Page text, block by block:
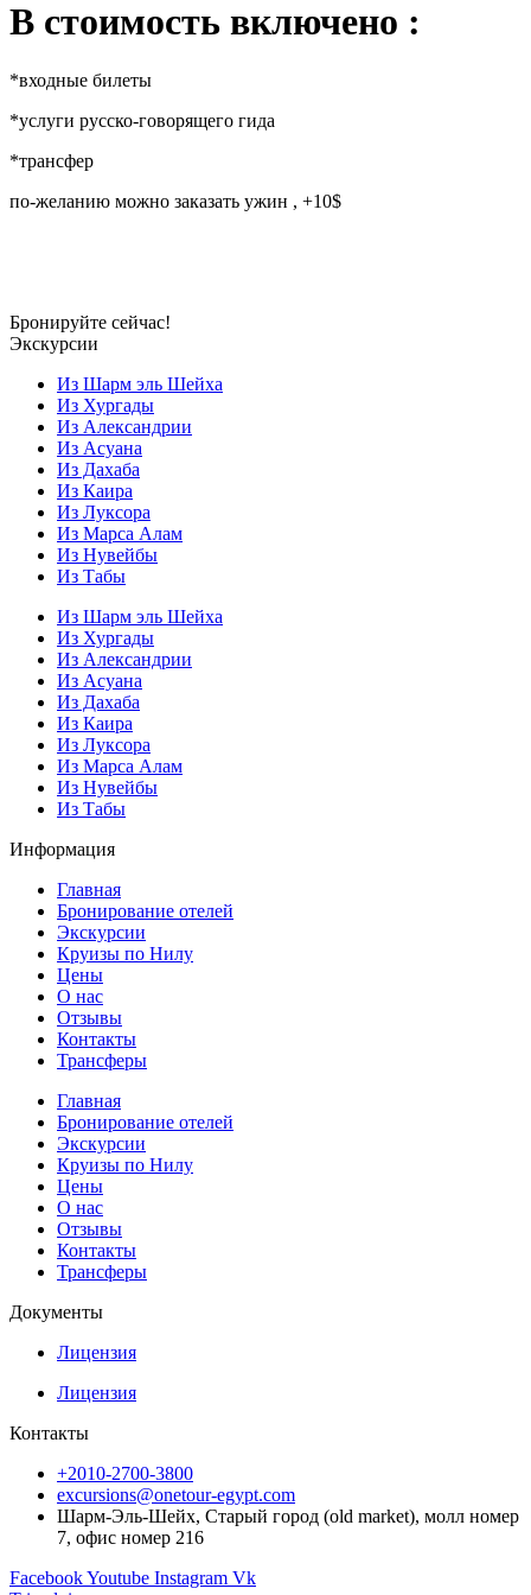
В стоимость включено :
*входные билеты
*услуги русско-говорящего гида
*трансфер
по-желанию можно заказать ужин , +10$
Бронируйте сейчас!
Экскурсии
Из Шарм эль Шейха
Из Хургады
Из Александрии
Из Асуана
Из Дахаба
Из Каира
Из Луксора
Из Марса Алам
Из Нувейбы
Из Табы
Из Шарм эль Шейха
Из Хургады
Из Александрии
Из Асуана
Из Дахаба
Из Каира
Из Луксора
Из Марса Алам
Из Нувейбы
Из Табы
Информация
Главная
Бронирование отелей
Экскурсии
Круизы по Нилу
Цены
О нас
Отзывы
Контакты
Трансферы
Главная
Бронирование отелей
Экскурсии
Круизы по Нилу
Цены
О нас
Отзывы
Контакты
Трансферы
Документы
Лицензия
Лицензия
Контакты
+2010-2700-3800
excursions@onetour-egypt.com
Шарм-Эль-Шейх, Старый город (old market), молл номер
7, офис номер 216
FacebookYoutube Instagram Vk